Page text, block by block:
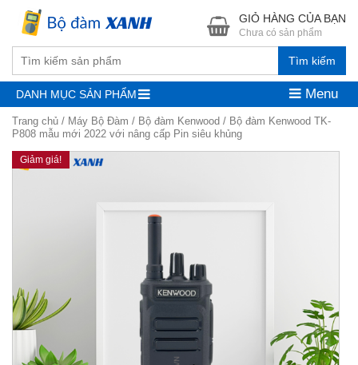
Tìm kiếm
GIỎ HÀNG CỦA BẠN
Chưa có sản phẩm
DANH MỤC SẢN PHẨM Menu
Trang chủ / Máy Bộ Đàm / Bộ đàm Kenwood / Bộ đàm Kenwood TK-
P808 mẫu mới 2022 với nâng cấp Pin siêu khủng
Giảm giá!